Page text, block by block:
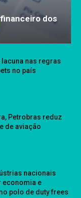
dos
lacuna nas regras
no país
Petrobras reduz
de aviação
nacionais
economia e
polo de duty frees